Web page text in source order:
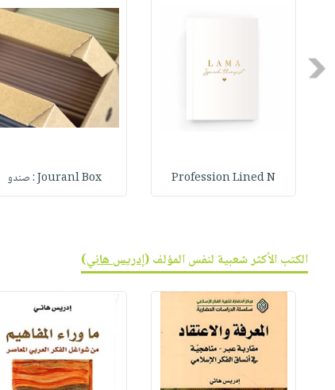
Previous
Profession Lined N Jouranl Box : صندو
الكتب الأكثر شعبية لنفس المؤلف (إدريس هاني)